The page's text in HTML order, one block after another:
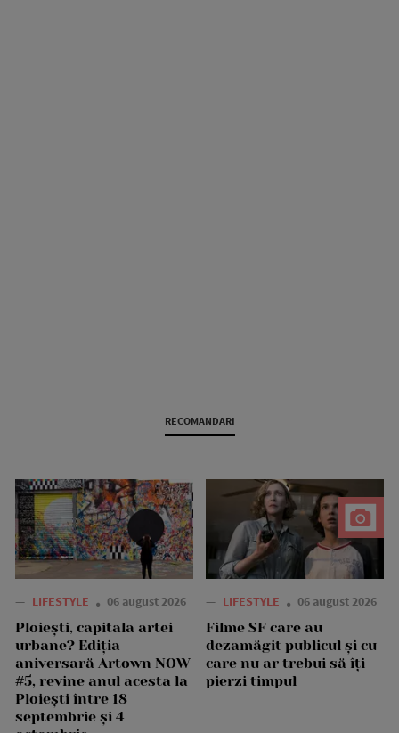
RECOMANDARI
— LIFESTYLE 06 august 2026
Ploiești, capitala artei
urbane? Ediția
aniversară Artown NOW
#5, revine anul acesta la
Ploiești între 18
septembrie și 4
— LIFESTYLE 06 august 2026
Filme SF care au
dezamăgit publicul și cu
care nu ar trebui să îți
pierzi timpul